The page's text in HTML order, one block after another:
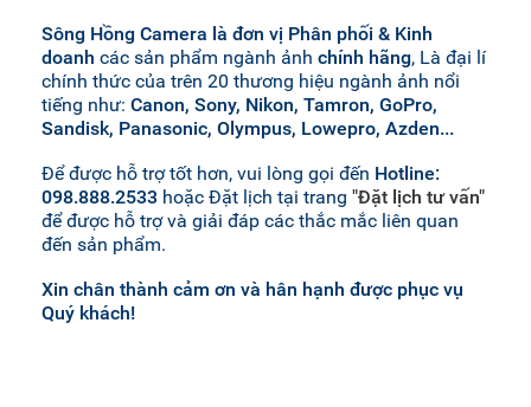
Sông Hồng Camera là đơn vị Phân phối & Kinh
doanh các sản phẩm ngành ảnh chính hãng, Là đại lí
chính thức của trên 20 thương hiệu ngành ảnh nổi
tiếng như: Canon, Sony, Nikon, Tamron, GoPro,
Sandisk, Panasonic, Olympus, Lowepro, Azden...
Để được hỗ trợ tốt hơn, vui lòng gọi đến Hotline:
098.888.2533 hoặc Đặt lịch tại trang "Đặt lịch tư vấn"
để được hỗ trợ và giải đáp các thắc mắc liên quan
đến sản phẩm.
Xin chân thành cảm ơn và hân hạnh được phục vụ
Quý khách!